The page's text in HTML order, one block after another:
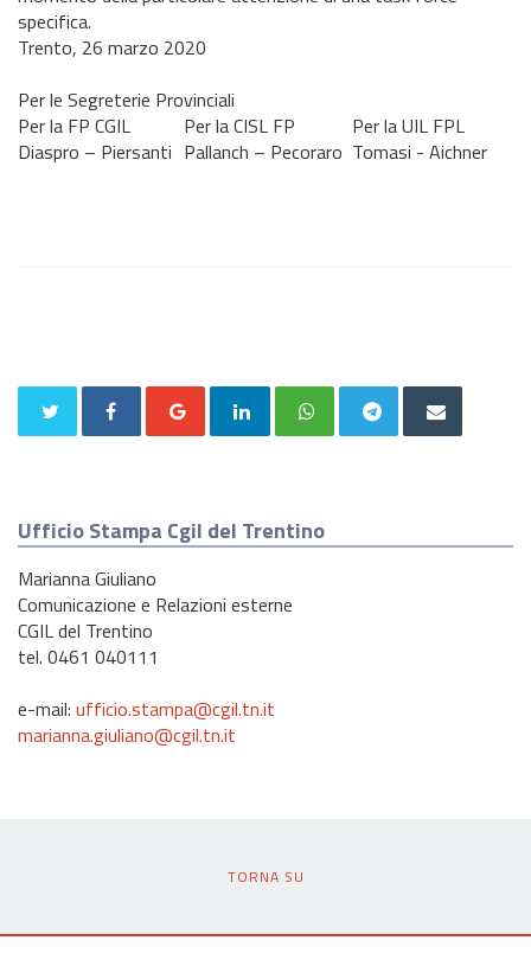
specifica.
Trento, 26 marzo 2020
Per le Segreterie Provinciali
Per la FP CGIL
Per la CISL FP
Per la UIL FPL
Diaspro – Piersanti Pallanch – Pecoraro Tomasi - Aichner
Ufficio Stampa Cgil del Trentino
Marianna Giuliano
Comunicazione e Relazioni esterne
CGIL del Trentino
tel. 0461 040111
e-mail: ufficio.stampa@cgil.tn.it
marianna.giuliano@cgil.tn.it
TORNA SU